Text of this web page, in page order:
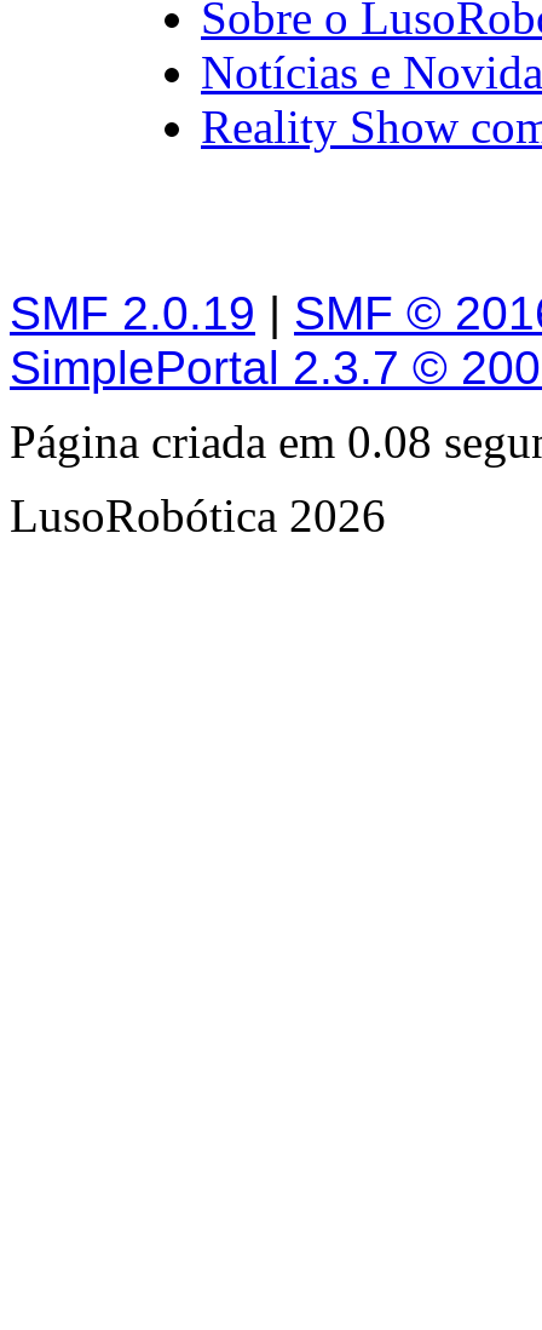
Sobre o
Notícias e
Reality Show
SMF 2.0.19 | SMF ©
SimplePortal 2.3.7 ©
Página criada em 0.08
LusoRobótica 2026